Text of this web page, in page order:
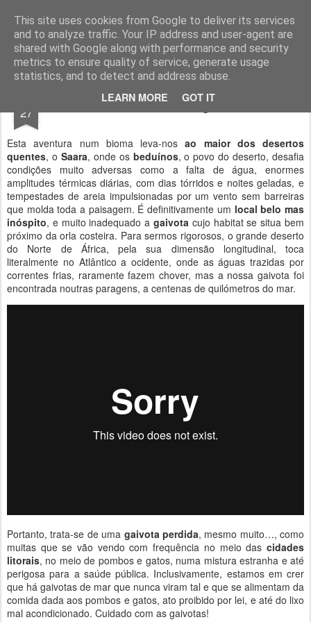
This site uses cookies from Google to deliver its services
and to analyze traffic. Your IP address and user-agent are
shared with Google along with performance and security
metrics to ensure quality of service, generate usage
statistics, and to detect and address abuse.
LEARN MORE GOT IT
Geopalavras
canal800 clique ZapCanal
27 Os beduínos e a gaivota.
Esta aventura num bioma leva-nosao maior dos desertos
quentes, o Saara, onde os beduínos, o povo do deserto, desafia
condições muito adversas como a falta de água, enormes
amplitudes térmicas diárias, com dias tórridos e noites geladas, e
tempestades de areia impulsionadas por um vento sem barreiras
que molda toda a paisagem. É definitivamente um local belo mas
inóspito, e muito inadequado a gaivota cujo habitat se situa bem
próximo da orla costeira. Para sermos rigorosos, o grande deserto
do Norte de África, pela sua dimensão longitudinal, toca
literalmente no Atlântico a ocidente, onde as águas trazidas por
correntes frias, raramente fazem chover, mas a nossa gaivota foi
encontrada noutras paragens, a centenas de quilómetros do mar.
Portanto, trata-se de uma gaivota perdida, mesmo muito…, como
muitas que se vão vendo com frequência no meio das cidades
litorais, no meio de pombos e gatos, numa mistura estranha e até
perigosa para a saúde pública. Inclusivamente, estamos em crer
que há gaivotas de mar que nunca viram tal e que se alimentam da
comida dada aos pombos e gatos, ato proibido por lei, e até do lixo
mal acondicionado. Cuidado com as gaivotas!